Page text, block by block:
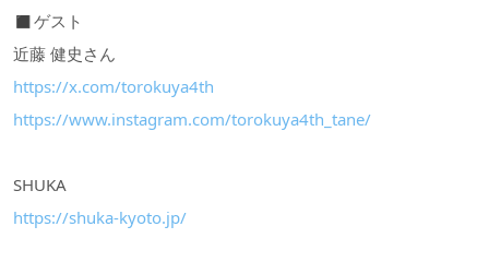
◼︎ゲスト
近藤 健史さん
https://x.com/torokuya4th
https://www.instagram.com/torokuya4th_tane/
SHUKA
https://shuka-kyoto.jp/